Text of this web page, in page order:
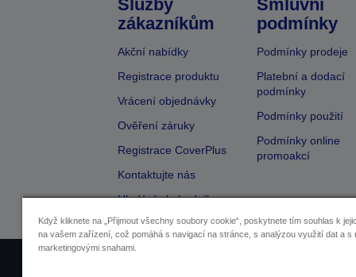
Služby
zákazníkům
Akční nabídky
Registrace produktu
Vrácení objednávky
Ověření záruky
Registrace CoverPlus
Kontaktujte nás
Hledání obchodníka
Smluvní
podmínky
Podmínky prodeje
Platební a dodací
podmínky
Podmínky použití
Podmínky online
promoakcí
Když kliknete na „Přijmout všechny soubory cookie“, poskytnete tím souhlas k
na vašem zařízení, což pomáhá s navigací na stránce, s analýzou využití dat a s
marketingovými snahami.